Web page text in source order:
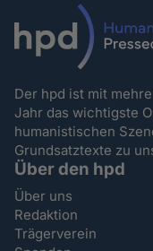
Der hpd ist mit
Jahr das wichtigste
humanistischen
Grundsatztexte zu
Über den hpd
Über uns
Redaktion
Trägerverein